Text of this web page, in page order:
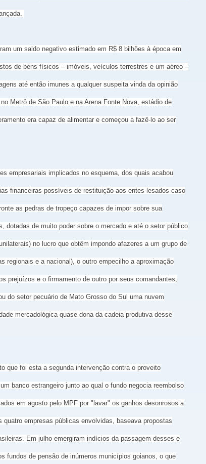
um saldo negativo estimado em R$ 8 bilhões à época em
de bens físicos – imóveis, veículos terrestres e um aéreo –
até então imunes a qualquer suspeita vinda da opinião
Metrô de São Paulo e na Arena Fonte Nova, estádio de
era capaz de alimentar e começou a fazê-lo ao ser
empresariais implicados no esquema, dos quais acabou
financeiras possíveis de restituição aos entes lesados caso
as pedras de tropeço capazes de impor sobre sua
de muito poder sobre o mercado e até o setor público
no lucro que obtêm impondo afazeres a um grupo de
regionais e a nacional), o outro empecilho a aproximação
prejuízos e o firmamento de outro por seus comandantes,
do setor pecuário de Mato Grosso do Sul uma nuvem
mercadológica quase dona da cadeia produtiva desse
que foi esta a segunda intervenção contra o proveito
banco estrangeiro junto ao qual o fundo negocia reembolso
em agosto pelo MPF por "lavar" os ganhos desonrosos a
empresas públicas envolvidas, baseava propostas
Em julho emergiram indícios da passagem desses e
fundos de pensão de inúmeros municípios goianos, o que